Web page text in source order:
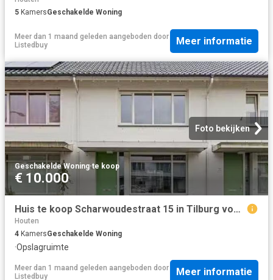
5 KamersGeschakelde Woning
Meer dan 1 maand geleden aangeboden door
Listedbuy
Meer informatie
Foto bekijken
Geschakelde Woning·te koop
€ 10.000
Huis te koop Scharwoudestraat 15 in Tilburg voor € 415.000
Houten
4 KamersGeschakelde Woning
·Opslagruimte
Meer dan 1 maand geleden aangeboden door
Listedbuy
Meer informatie